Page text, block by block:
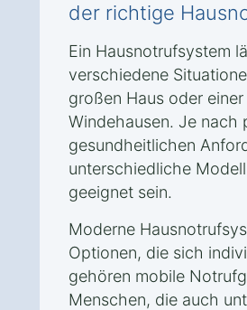
der richtige
Ein Hausnotrufsystem
verschiedene
großen Haus oder
Windehausen. Je nach
gesundheitlichen
unterschiedliche
geeignet sein.
Moderne
Optionen, die sich
gehören mobile
Menschen, die auch